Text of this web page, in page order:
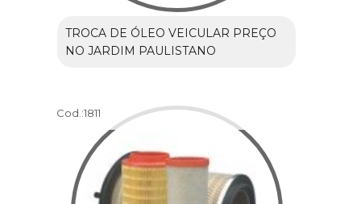
TROCA DE ÓLEO VEICULAR PREÇO
NO JARDIM PAULISTANO
Cod.:1811